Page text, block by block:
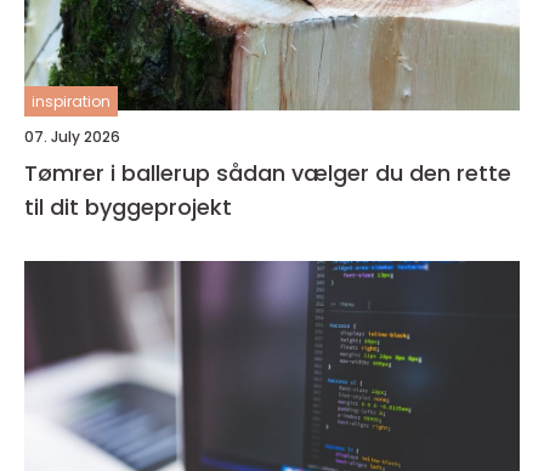
inspiration
07. July 2026
Tømrer i ballerup sådan vælger du den rette
til dit byggeprojekt